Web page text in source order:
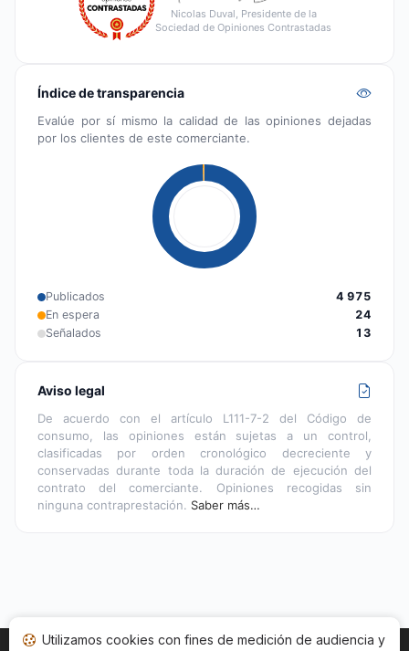
Nicolas Duval, Presidente de la
Sociedad de Opiniones Contrastadas
Índice de transparencia
Evalúe por sí mismo la calidad de las opiniones dejadas
por los clientes de este comerciante.
Publicados
4 975
En espera
24
Señalados
13
Aviso legal
De acuerdo con el artículo L111-7-2 del Código de
consumo, las opiniones están sujetas a un control,
clasificadas por orden cronológico decreciente y
conservadas durante toda la duración de ejecución del
contrato del comerciante. Opiniones recogidas sin
ninguna contraprestación. Saber más…
Utilizamos cookies con fines de medición de audiencia y